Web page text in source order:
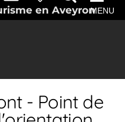
en AveyronMENU
- Point de